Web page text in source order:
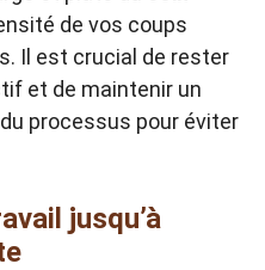
de vos coups
Il est crucial de rester
et de maintenir un
processus pour éviter
jusqu’à